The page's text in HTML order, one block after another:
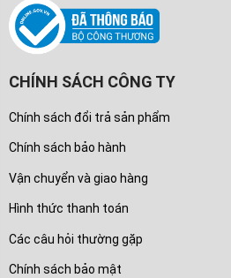
CHÍNH SÁCH CÔNG TY
Chính sách đổi trả sản phẩm
Chính sách bảo hành
Vận chuyển và giao hàng
Hình thức thanh toán
Các câu hỏi thường gặp
Chính sách bảo mật